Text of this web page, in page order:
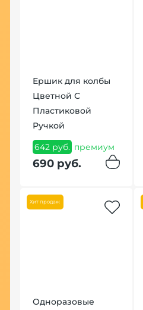
Ершик для колбы
Цветной С
Пластиковой
Ручкой
642 руб. премиум
690 руб.
Хит продаж
Одноразовые